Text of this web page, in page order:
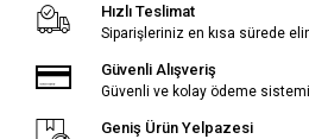
Hızlı Teslimat
Siparişleriniz en kısa sürede
Güvenli Alışveriş
Güvenli ve kolay ödeme sistemi
Geniş Ürün Yelpazesi